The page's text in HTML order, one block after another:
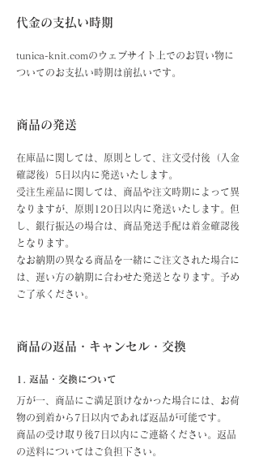
代金の支払い時期
tunica-knit.comのウェブサイト上でのお買い物に
ついてのお支払い時期は前払いです。
商品の発送
在庫品に関しては、原則として、注文受付後（入金
確認後）5日以内に発送いたします。
受注生産品に関しては、商品や注文時期によって異
なりますが、原則120 日以内に発送いたします。但
し、銀行振込の場合は、商品発送手配は着金確認後
となります。
なお納期の異なる商品を一緒にご注文された場合に
は、遅い方の納期に合わせた発送となります。予め
ご了承ください。
商品の返品・キャンセル・交換
1. 返品・交換について
万が一、商品にご満足頂けなかった場合には、お荷
物の到着から7日以内であれば返品が可能です。
商品の受け取り後7日以内にご連絡ください。返品
の送料についてはご負担下さい。